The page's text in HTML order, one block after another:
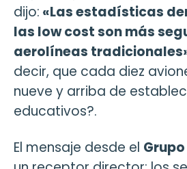
dijo: «Las estadísticas
las low cost son más
aerolíneas
decir, que cada diez
nueve y arriba de
educativos?.
El mensaje desde el